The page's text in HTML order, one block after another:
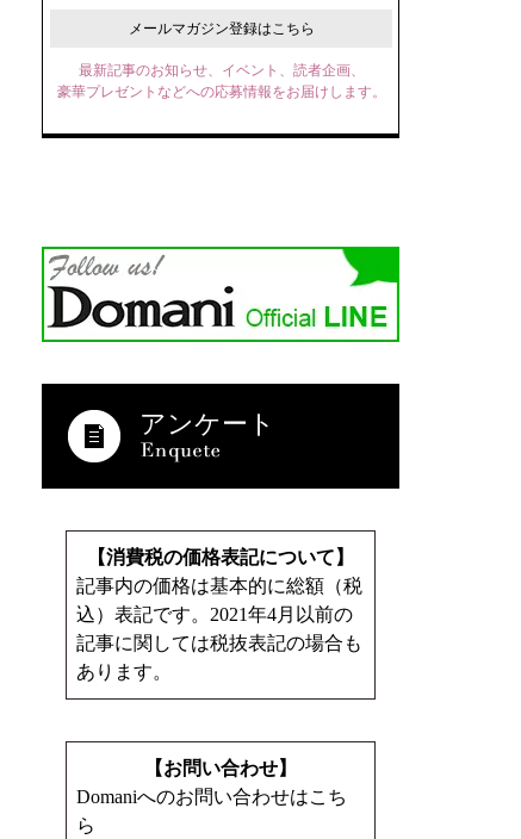
メールマガジン登録はこちら
最新記事のお知らせ、イベント、読者企画、
豪華プレゼントなどへの応募情報をお届けします。
アンケート
【消費税の価格表記について】
記事内の価格は基本的に総額（税
込）表記です。2021年4月以前の
記事に関しては税抜表記の場合も
あります。
【お問い合わせ】
Domaniへのお問い合わせはこち
ら